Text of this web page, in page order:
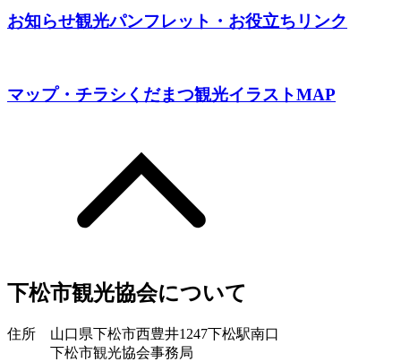
お知らせ観光パンフレット・お役立ちリンク
マップ・チラシ くだまつ観光イラストMAP
下松市観光協会について
住所 山口県下松市西豊井1247下松駅南口
下松市観光協会事務局